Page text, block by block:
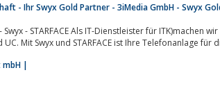
- Ihr Swyx Gold Partner - 3iMedia GmbH - Swyx
- STARFACE Als IT-Dienstleister für ITK)machen
Mit Swyx und STARFACE ist Ihre Telefonanlage für
mbH |